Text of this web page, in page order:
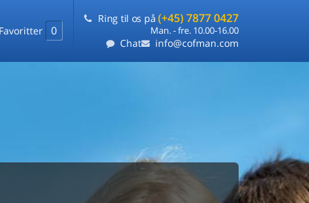
Favoritter 0
Ring til os på (+45) 7877 0427
Man. - fre. 10.00-16.00
Chat info@cofman.com